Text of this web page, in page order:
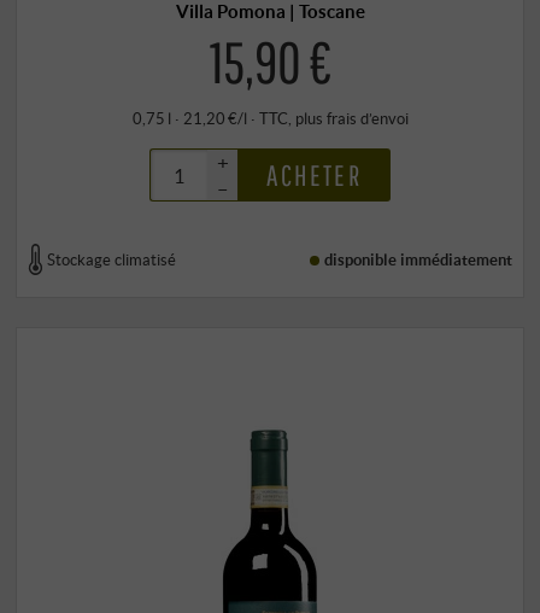
Villa Pomona | Toscane
15,90 €
0,75 l · 21,20 €/l · TTC, plus frais d’envoi
+
–
ACHETER
Stockage climatisé disponible immédiatement